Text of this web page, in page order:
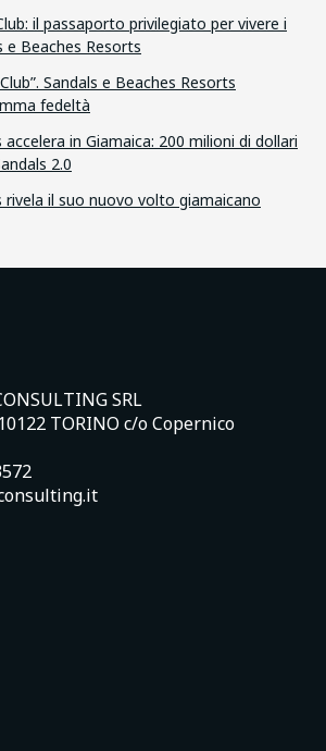
il passaporto privilegiato per vivere i
e Beaches Resorts
Sandals e Beaches Resorts
fedeltà
accelera in Giamaica: 200 milioni di dollari
2.0
rivela il suo nuovo volto giamaicano
SRL
TORINO c/o Copernico